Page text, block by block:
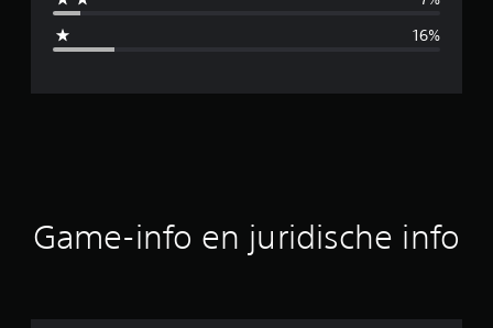
d
l
b
16%
Game-info en juridische info